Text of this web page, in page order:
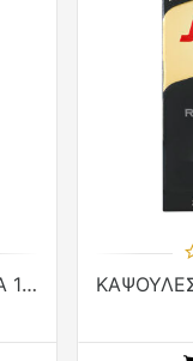
ΚΑΨΟΥΛΕΣ INTENSO SEGA 10τεμ χ 5.1g ΚΑΦΕΣ NESPR COMP ALUM